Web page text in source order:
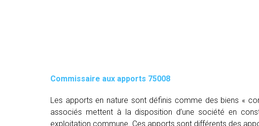
Commissaire aux apports 75008
Les apports en nature sont définis comme des biens «
associés mettent à la disposition d’une société en
exploitation commune. Ces apports sont différents des